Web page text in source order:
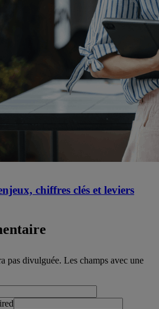
chiffres clés et leviers
pas divulguée. Les champs avec une